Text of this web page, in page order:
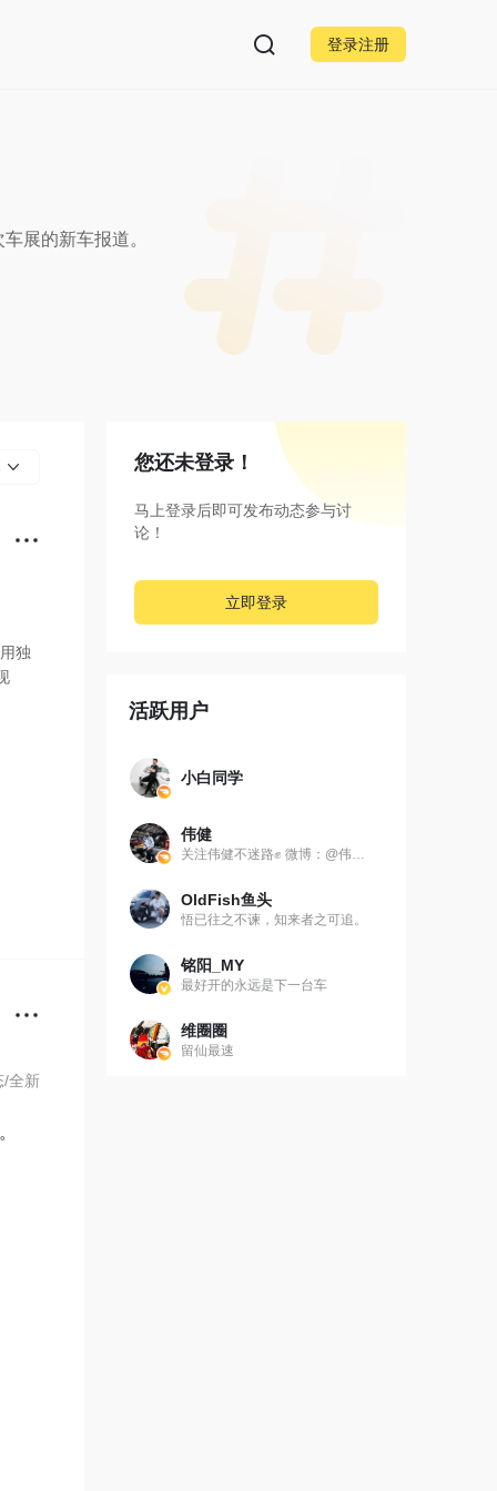
登录注册
展的新车报道。
独
/全新
您还未登录！
马上登录后即可发布动态参与讨
论！
立即登录
活跃用户
小白同学
伟健
关注伟健不迷路✊ 微博：@伟健同学
OldFish鱼头
悟已往之不谏，知来者之可追。
铭阳_MY
最好开的永远是下一台车
维圈圈
留仙最速